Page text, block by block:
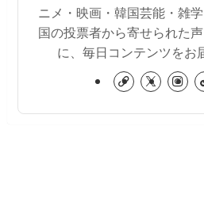
ニメ・映画・韓国芸能・雑
国の投票者から寄せられた
に、毎日コンテンツをお